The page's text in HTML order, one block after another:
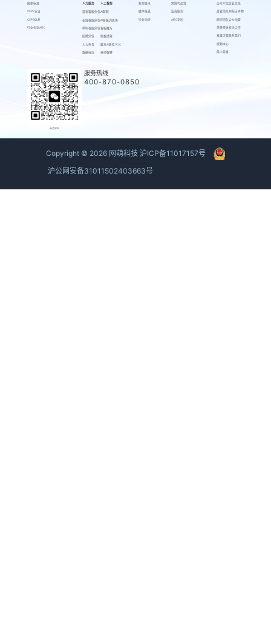
国家标准
CSPS认证
CSPS体系
行业会议AIEC
人力服务
游戏客服外包
在线客服外包
呼叫客服外包
招聘外包
人力外包
数据标注
人工智能
AI客服
AI客服训练场
客服魔方
蚂蚁绩效
魔方AI质检VOC
来呗智聘
新闻资讯
媒体报道
行业动态
跨境代运营
出海服务
AIEC论坛
公司介绍
高管团队
顾问团队
荣誉资质
发展历程
视频中心
萌人萌事
企业文化
网萌吉祥物
合伙加盟
校企合作
联系我们
商务联系
服务热线
400-870-0850
Copyright © 2026 网萌科技 沪ICP备11017157号
沪公网安备31011502403663号